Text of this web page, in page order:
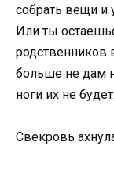
собрать вещи и
Или ты
родственников
больше не дам
ноги их не
Свекровь